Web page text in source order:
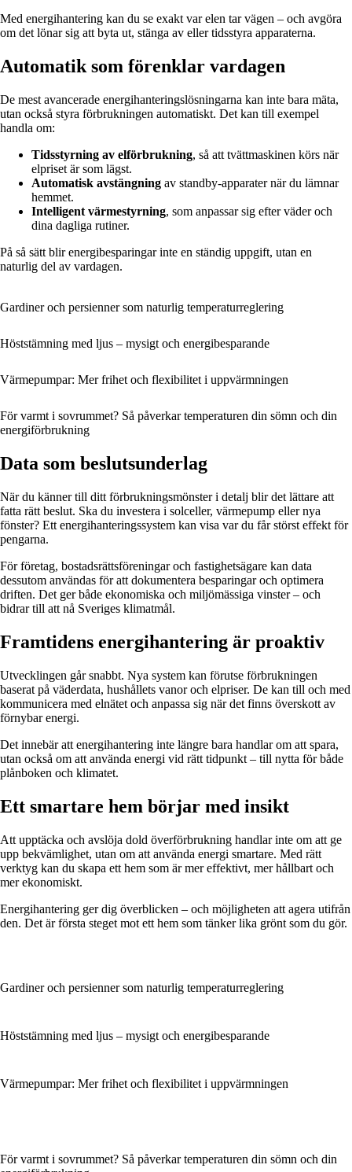
Med energihantering kan du se exakt var elen tar vägen – och avgöra
om det lönar sig att byta ut, stänga av eller tidsstyra apparaterna.
Automatik som förenklar vardagen
De mest avancerade energihanteringslösningarna kan inte bara mäta,
utan också styra förbrukningen automatiskt. Det kan till exempel
handla om:
Tidsstyrning av elförbrukning, så att tvättmaskinen körs när
elpriset är som lägst.
Automatisk avstängning av standby-apparater när du lämnar
hemmet.
Intelligent värmestyrning, som anpassar sig efter väder och
dina dagliga rutiner.
På så sätt blir energibesparingar inte en ständig uppgift, utan en
naturlig del av vardagen.
Gardiner och persienner som naturlig temperaturreglering
Höststämning med ljus – mysigt och energibesparande
Värmepumpar: Mer frihet och flexibilitet i uppvärmningen
För varmt i sovrummet? Så påverkar temperaturen din sömn och din
energiförbrukning
Data som beslutsunderlag
När du känner till ditt förbrukningsmönster i detalj blir det lättare att
fatta rätt beslut. Ska du investera i solceller, värmepump eller nya
fönster? Ett energihanteringssystem kan visa var du får störst effekt för
pengarna.
För företag, bostadsrättsföreningar och fastighetsägare kan data
dessutom användas för att dokumentera besparingar och optimera
driften. Det ger både ekonomiska och miljömässiga vinster – och
bidrar till att nå Sveriges klimatmål.
Framtidens energihantering är proaktiv
Utvecklingen går snabbt. Nya system kan förutse förbrukningen
baserat på väderdata, hushållets vanor och elpriser. De kan till och med
kommunicera med elnätet och anpassa sig när det finns överskott av
förnybar energi.
Det innebär att energihantering inte längre bara handlar om att spara,
utan också om att använda energi vid rätt tidpunkt – till nytta för både
plånboken och klimatet.
Ett smartare hem börjar med insikt
Att upptäcka och avslöja dold överförbrukning handlar inte om att ge
upp bekvämlighet, utan om att använda energi smartare. Med rätt
verktyg kan du skapa ett hem som är mer effektivt, mer hållbart och
mer ekonomiskt.
Energihantering ger dig överblicken – och möjligheten att agera utifrån
den. Det är första steget mot ett hem som tänker lika grönt som du gör.
Gardiner och persienner som naturlig temperaturreglering
Höststämning med ljus – mysigt och energibesparande
Värmepumpar: Mer frihet och flexibilitet i uppvärmningen
För varmt i sovrummet? Så påverkar temperaturen din sömn och din